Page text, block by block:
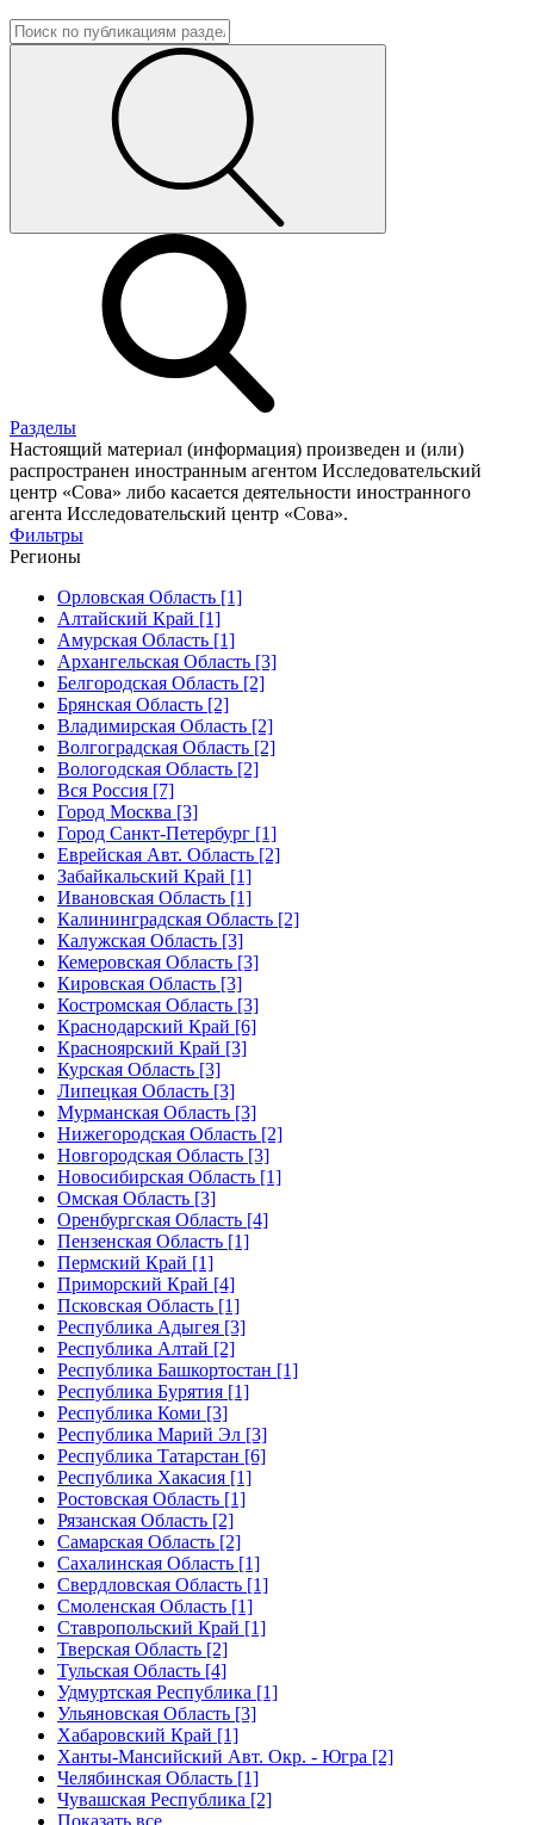
Разделы
Настоящий материал (информация) произведен и (или)
распространен иностранным агентом Исследовательский
центр «Сова» либо касается деятельности иностранного
агента Исследовательский центр «Сова».
Фильтры
Регионы
Орловская Область [1]
Алтайский Край [1]
Амурская Область [1]
Архангельская Область [3]
Белгородская Область [2]
Брянская Область [2]
Владимирская Область [2]
Волгоградская Область [2]
Вологодская Область [2]
Вся Россия [7]
Город Москва [3]
Город Санкт-Петербург [1]
Еврейская Авт. Область [2]
Забайкальский Край [1]
Ивановская Область [1]
Калининградская Область [2]
Калужская Область [3]
Кемеровская Область [3]
Кировская Область [3]
Костромская Область [3]
Краснодарский Край [6]
Красноярский Край [3]
Курская Область [3]
Липецкая Область [3]
Мурманская Область [3]
Нижегородская Область [2]
Новгородская Область [3]
Новосибирская Область [1]
Омская Область [3]
Оренбургская Область [4]
Пензенская Область [1]
Пермский Край [1]
Приморский Край [4]
Псковская Область [1]
Республика Адыгея [3]
Республика Алтай [2]
Республика Башкортостан [1]
Республика Бурятия [1]
Республика Коми [3]
Республика Марий Эл [3]
Республика Татарстан [6]
Республика Хакасия [1]
Ростовская Область [1]
Рязанская Область [2]
Самарская Область [2]
Сахалинская Область [1]
Свердловская Область [1]
Смоленская Область [1]
Ставропольский Край [1]
Тверская Область [2]
Тульская Область [4]
Удмуртская Республика [1]
Ульяновская Область [3]
Хабаровский Край [1]
Ханты-Мансийский Авт. Окр. - Югра [2]
Челябинская Область [1]
Чувашская Республика [2]
Показать все